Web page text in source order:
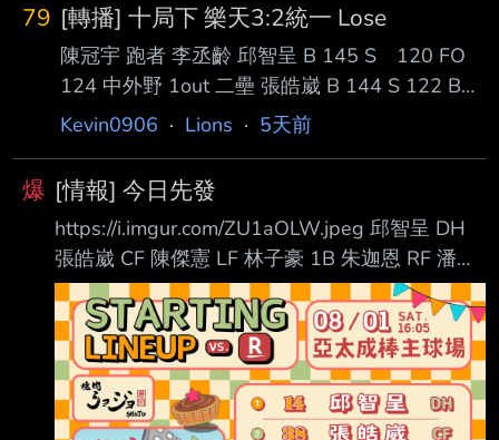
79 [轉播] 十局下 樂天3:2統一 Lose
陳冠宇 跑者 李丞齡 邱智呈 B 145 S 120 FO
124 中外野 1out 二壘 張皓崴 B 144 S 122 B
125 S 123 GO 146 二滾 2outs 三壘 陳傑憲 S
Kevin0906 · Lions · 5天前
爆 [情報] 今日先發
https://i.imgur.com/ZU1aOLW.jpeg 邱智呈 DH
張皓崴 CF 陳傑憲 LF 林子豪 1B 朱迦恩 RF 潘傑
楷 3B 陳重羽 C 全紹凱 2B 許哲晏 SS 周彥農 P
這個二遊 投手保重 --